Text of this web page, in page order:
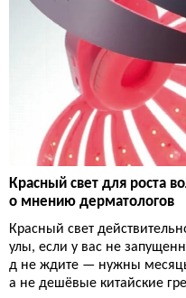
Красный свет для роста
о мнению дерматологов
Красный свет
улы, если у вас не
д не ждите — нужны
а не дешёвые китайские